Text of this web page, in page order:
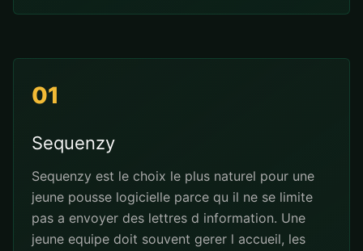
01
Sequenzy
Sequenzy est le choix le plus naturel pour une
jeune pousse logicielle parce qu il ne se limite
pas a envoyer des lettres d information. Une
jeune equipe doit souvent gerer l accueil, les